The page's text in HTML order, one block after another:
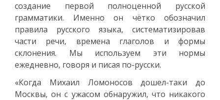
создание первой полноценной русской
грамматики. Именно он чётко обозначил
правила русского языка, систематизировав
части речи, времена глаголов и формы
склонения. Мы используем эти нормы
ежедневно, говоря и писая по-русски.
«Когда Михаил Ломоносов дошел-таки до
Москвы, он с ужасом обнаружил, что никакого